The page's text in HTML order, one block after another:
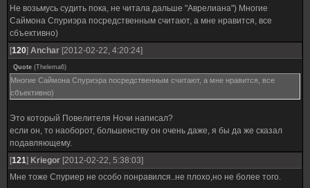
Не возьмусь судить пока, не читала дальше "Аврелиана") Многие
Саймона Спуриэра посредственным считают, а мне нравится, все
сбъективно)
[120] Anchar [2012-02-22, 4:20:24]
Quote (Thelema6)
Многие Саймона Спуриэра посредственным считают, а мне нравится, все
сбъективно)
Это который Повелителя Ночи написал?
если он, то наоборот, большенству он очень даже, я бы да же сказал
подавляющему.
[121] Kriegor [2012-02-22, 5:38:03]
Мне тоже Спуриер не особо понравился..не плохо,но не более того.